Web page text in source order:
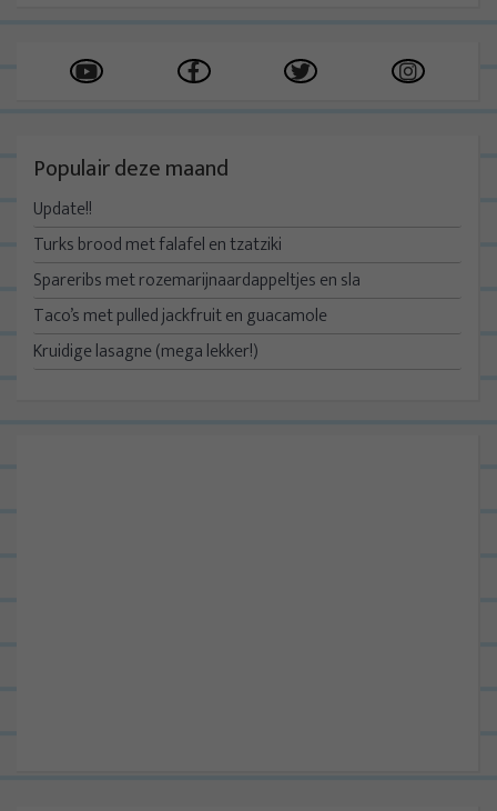
Populair deze maand
Update!!
Turks brood met falafel en tzatziki
Spareribs met rozemarijnaardappeltjes en sla
Taco’s met pulled jackfruit en guacamole
Kruidige lasagne (mega lekker!)